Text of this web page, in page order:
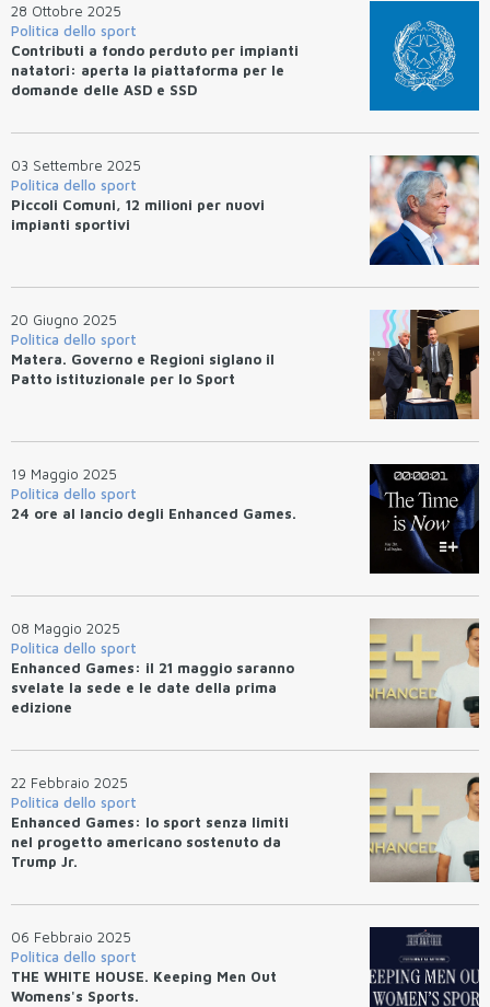
28 Ottobre 2025
Politica dello sport
Contributi a fondo perduto per impianti
natatori: aperta la piattaforma per le
domande delle ASD e SSD
03 Settembre 2025
Politica dello sport
Piccoli Comuni, 12 milioni per nuovi
impianti sportivi
20 Giugno 2025
Politica dello sport
Matera. Governo e Regioni siglano il
Patto istituzionale per lo Sport
19 Maggio 2025
Politica dello sport
24 ore al lancio degli Enhanced Games.
08 Maggio 2025
Politica dello sport
Enhanced Games: il 21 maggio saranno
svelate la sede e le date della prima
edizione
22 Febbraio 2025
Politica dello sport
Enhanced Games: lo sport senza limiti
nel progetto americano sostenuto da
Trump Jr.
06 Febbraio 2025
Politica dello sport
THE WHITE HOUSE. Keeping Men Out
Womens's Sports.